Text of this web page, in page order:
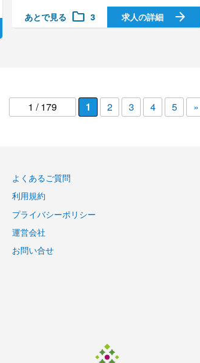
あとで見る folder 3 求人の詳細 arrow_forward
1 / 179 1 2 3 4 5 »
よくあるご質問
利用規約
プライバシーポリシー
運営会社
お問い合せ